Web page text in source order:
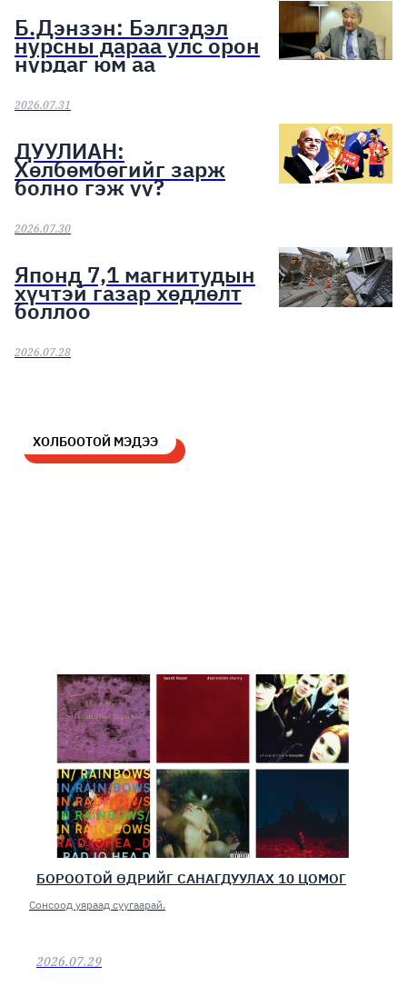
Б.Дэнзэн: Бэлгэдэл
нурсны дараа улс орон
нурдаг юм аа
2026.07.31
ДУУЛИАН:
Хөлбөмбөгийг зарж
болно гэж үү?
2026.07.30
Японд 7,1 магнитудын
хүчтэй газар хөдлөлт
боллоо
2026.07.28
ХОЛБООТОЙ МЭДЭЭ
БОРООТОЙ ӨДРИЙГ САНАГДУУЛАХ 10 ЦОМОГ
Сонсоод уяраад суугаарай.
2026.07.29